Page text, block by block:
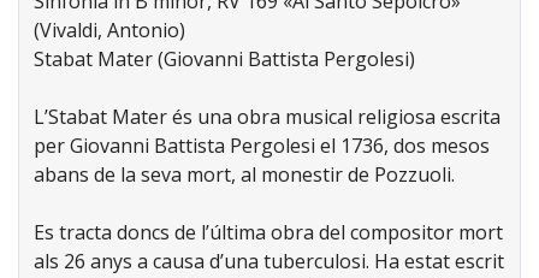
(Vivaldi, Antonio)
Stabat Mater (Giovanni Battista Pergolesi)
L’Stabat Mater és una obra musical religiosa escrita
per Giovanni Battista Pergolesi el 1736, dos mesos
abans de la seva mort, al monestir de Pozzuoli.
Es tracta doncs de l’última obra del compositor mort
als 26 anys a causa d’una tuberculosi. Ha estat escrit